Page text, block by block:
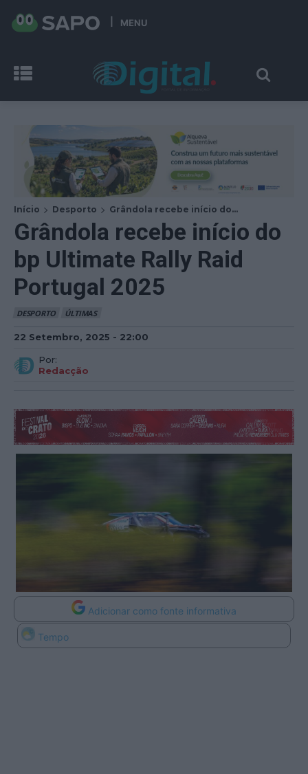
MENU
Início Desporto Grândola recebe início do...
Grândola recebe início do
bp Ultimate Rally Raid
Portugal 2025
DESPORTO ÚLTIMAS
22 Setembro, 2025 - 22:00
Por:
Redacção
Adicionar como fonte informativa
Tempo